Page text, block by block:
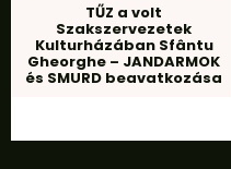
TŰZ a volt
Szakszervezetek
Kulturházában Sfântu
Gheorghe – JANDARMOK
és SMURD beavatkozása